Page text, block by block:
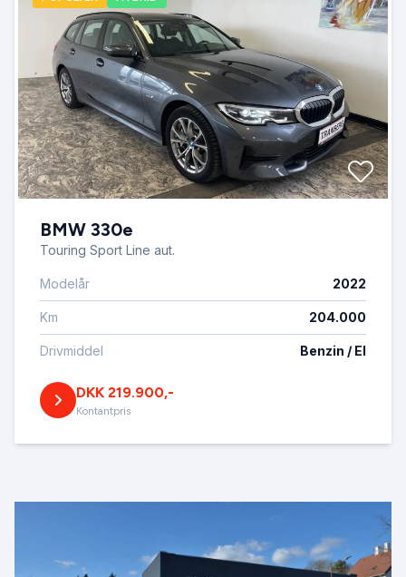
BMW 330e
Touring Sport Line aut.
Modelår 2022
Km 204.000
Drivmiddel Benzin / El
DKK 219.900,-
Kontantpris